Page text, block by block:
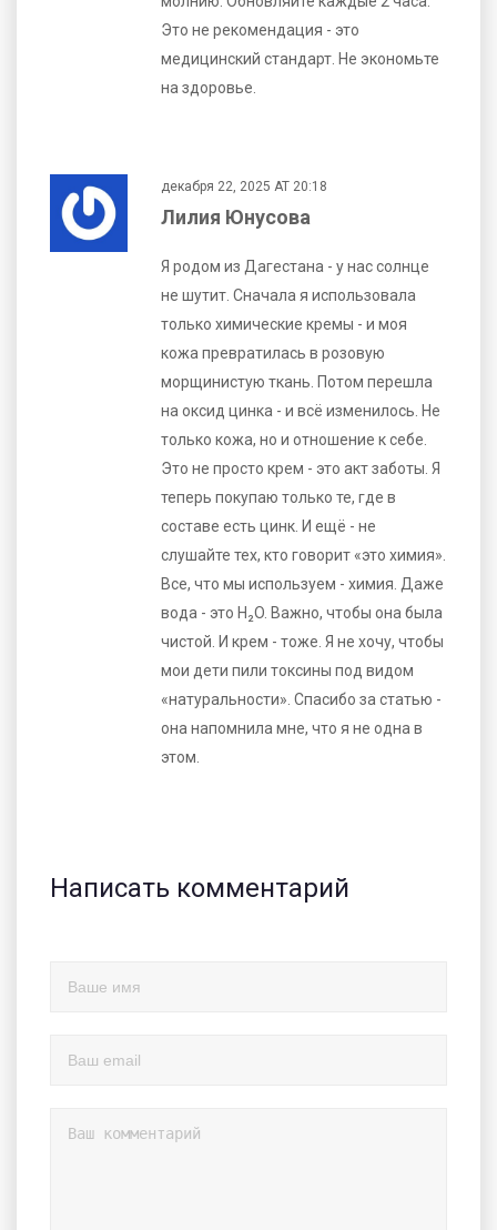
Это не рекомендация - это
медицинский стандарт. Не экономьте
на здоровье.
декабря 22, 2025 AT 20:18
Лилия Юнусова
Я родом из Дагестана - у нас солнце
не шутит. Сначала я использовала
только химические кремы - и моя
кожа превратилась в розовую
морщинистую ткань. Потом перешла
на оксид цинка - и всё изменилось. Не
только кожа, но и отношение к себе.
Это не просто крем - это акт заботы. Я
теперь покупаю только те, где в
составе есть цинк. И ещё - не
слушайте тех, кто говорит «это химия».
Все, что мы используем - химия. Даже
вода - это H₂O. Важно, чтобы она была
чистой. И крем - тоже. Я не хочу, чтобы
мои дети пили токсины под видом
«натуральности». Спасибо за статью -
она напомнила мне, что я не одна в
этом.
Написать комментарий